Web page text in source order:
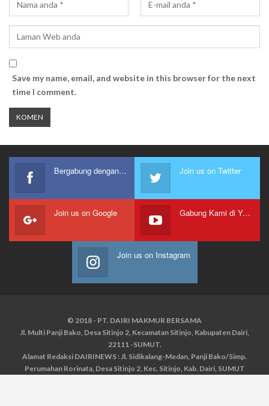
Save my name, email, and website in this browser for the next
time I comment.
Bergabung dengan kami Join us on Twitter
Join us on Google Gabung Kami di Youtube
Join us on Instagram
© 2018 - PT. DAIRI MAKMUR BERSAMA
Jl. Multi Panji Bako, Desa Sitinjo 2, Kecamatan Sitinjo, Kabupaten Dairi,
22111 -SUMUT.
Alamat Redaksi DAIRINEWS : Jl. Sidikalang-Medan, Panji Bako/Simp.
Perumahan Rorinata, Desa Sitinjo 2, Kec. Sitinjo, Kab. Dairi, SUMUT